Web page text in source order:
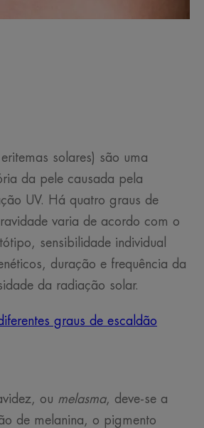
solares) são uma
da pele causada pela
UV. Há quatro graus de
varia de acordo com o
sensibilidade individual
duração e frequência da
da radiação solar.
graus de escaldão
ou melasma, deve-se a
de melanina, o pigmento